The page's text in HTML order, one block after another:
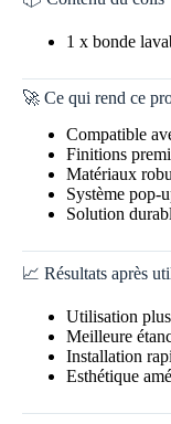
1 x bonde
🚀 Ce qui rend ce
Compatible
Finitions
Matériaux
Système pop-
Solution
📈 Résultats après
Utilisation
Meilleure
Installation
Esthétique